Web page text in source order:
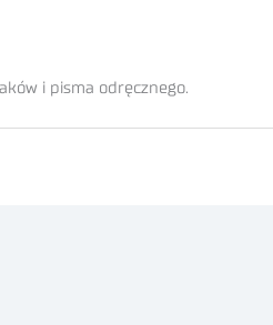
i pisma odręcznego.